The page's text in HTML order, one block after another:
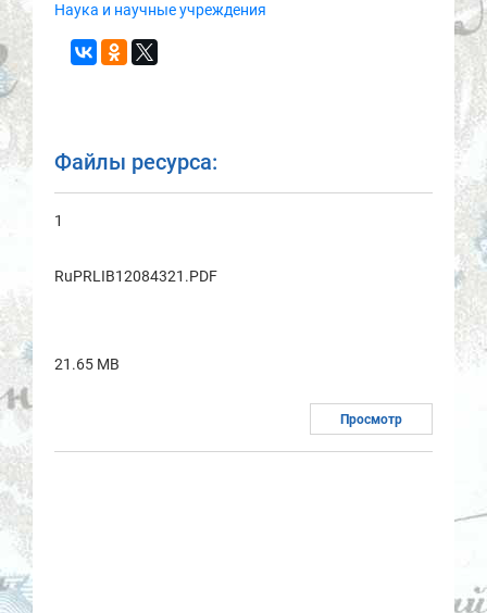
Наука и научные учреждения
Файлы ресурса:
1
RuPRLIB12084321.PDF
21.65 MB
Просмотр